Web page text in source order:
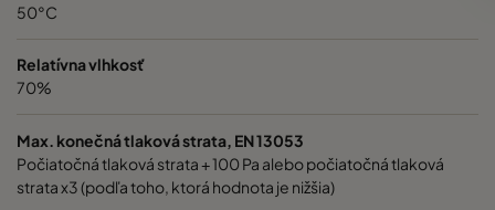
50°C
Relatívna vlhkosť
70%
Max. konečná tlaková strata, EN 13053
Počiatočná tlaková strata + 100 Pa alebo počiatočná tlaková
strata x3 (podľa toho, ktorá hodnota je nižšia)